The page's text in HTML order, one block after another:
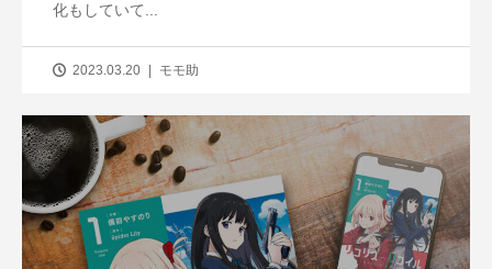
化もしていて...
2023.03.20 モモ助